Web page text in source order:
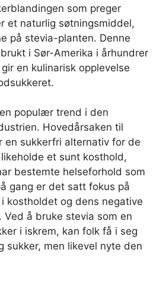
som preger
et naturlig søtningsmiddel,
på stevia-planten. Denne
i Sør-Amerika i århundrer
en kulinarisk opplevelse
populær trend i den
Hovedårsaken til
en sukkerfri alternativ for de
et sunt kosthold,
bestemte helseforhold som
gang er det satt fokus på
kostholdet og dens negative
Ved å bruke stevia som en
i iskrem, kan folk få i seg
sukker, men likevel nyte den